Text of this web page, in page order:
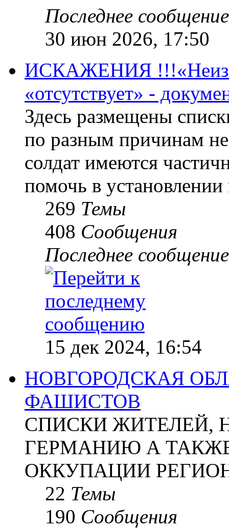
Последнее сообщение
30 июн 2026, 17:50
ИСКАЖЕНИЯ
«отсутствует» -
Здесь размещены
по разным причинам
солдат имеются
помочь в
269 Темы
408 Сообщения
Последнее сообщение
15 дек 2024, 16:54
НОВГОРОДСКАЯ
ФАШИСТОВ
СПИСКИ ЖИТЕЛЕЙ,
ГЕРМАНИЮ А
ОККУПАЦИИ
22 Темы
190 Сообщения